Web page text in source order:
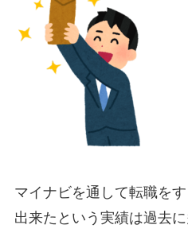
マイナビを通して転職をす
出来たという実績は過去に